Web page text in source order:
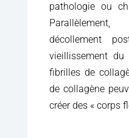
pathologie ou
décollement
vieillissement du
fibrilles de
de collagène
créer des « corps